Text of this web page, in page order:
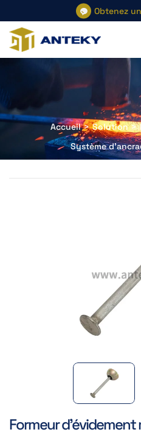
Obtenez
Accueil Solution
Système
Formeur